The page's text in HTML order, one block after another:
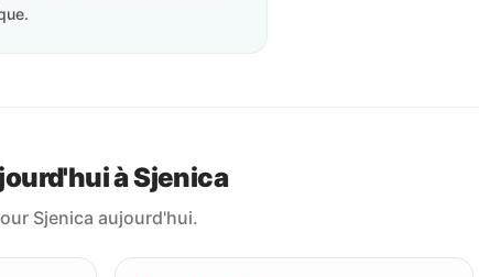
à Sjenica
Sjenica aujourd'hui.